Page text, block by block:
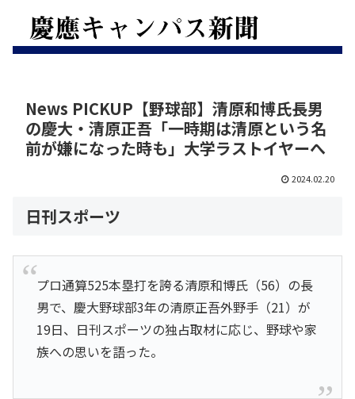
News PICKUP【野球部】清原和博氏長男
の慶大・清原正吾「一時期は清原という名
前が嫌になった時も」大学ラストイヤーへ
2024.02.20
日刊スポーツ
プロ通算525本塁打を誇る清原和博氏（56）の長
男で、慶大野球部3年の清原正吾外野手（21）が
19日、日刊スポーツの独占取材に応じ、野球や家
族への思いを語った。